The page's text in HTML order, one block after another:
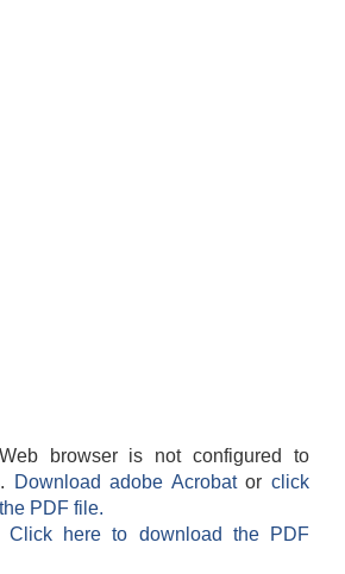
browser is not configured to
Download adobe Acrobatorclick
PDF file.
Click here to download the PDF